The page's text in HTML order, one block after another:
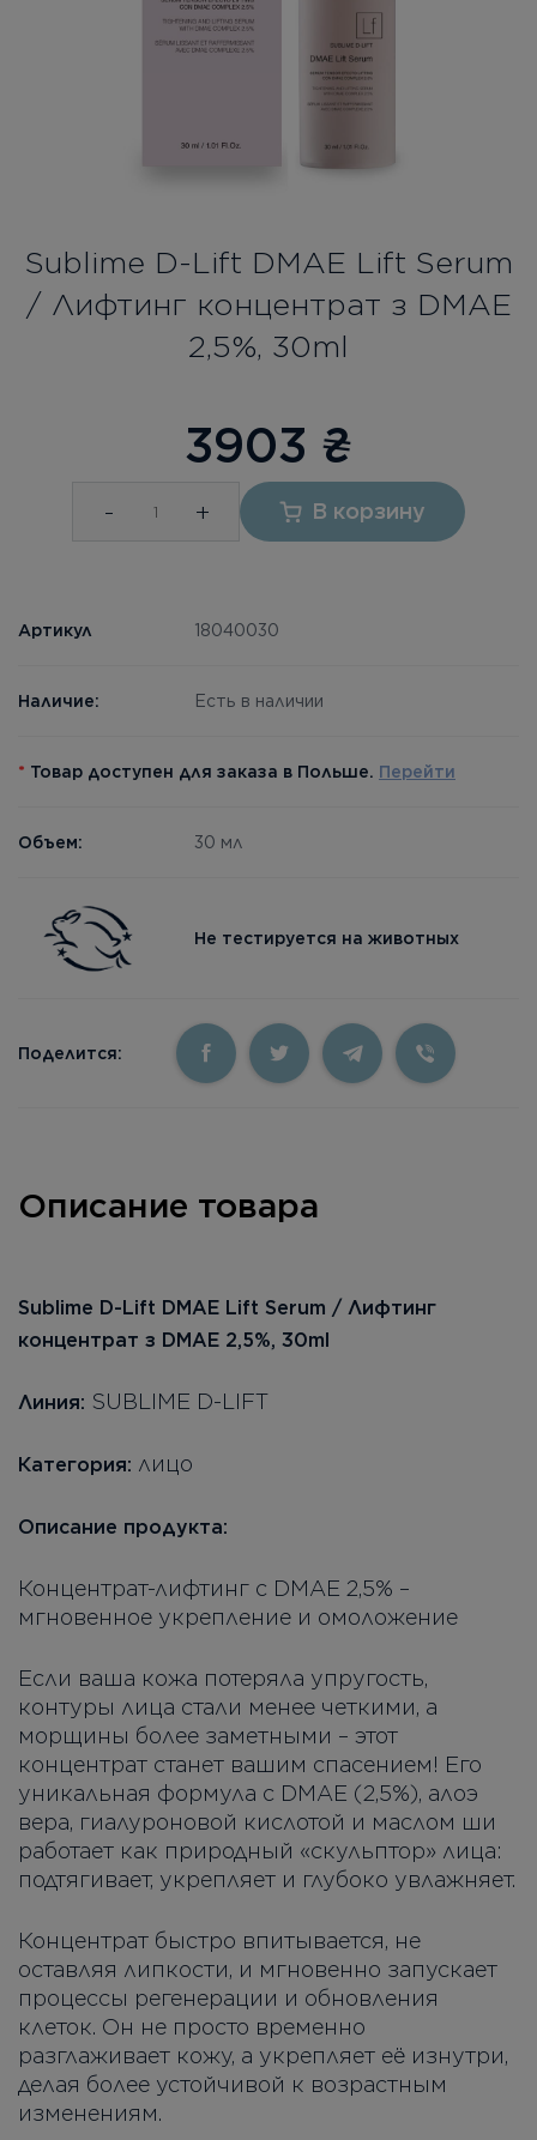
Бесплатная консультация
Sublime D-Lift DMAE Lift Serum
/ Лифтинг концентрат з DMAE
2,5%, 30ml
3903 ₴
- + В корзину
Артикул 18040030
Наличие: Есть в наличии
* Товар доступен для заказа в Польше. Перейти
Объем: 30 мл
Не тестируется на животных
Поделится:
Описание товара
Sublime D-Lift DMAE Lift Serum / Лифтинг
концентрат з DMAE 2,5%, 30ml
Линия: SUBLIME D-LIFT
Категория: лицо
Описание продукта:
Концентрат-лифтинг с DMAE 2,5% –
мгновенное укрепление и омоложение
Если ваша кожа потеряла упругость,
контуры лица стали менее четкими, а
морщины более заметными – этот
концентрат станет вашим спасением! Его
уникальная формула с DMAE (2,5%), алоэ
вера, гиалуроновой кислотой и маслом ши
работает как природный «скульптор» лица:
подтягивает, укрепляет и глубоко увлажняет.
Концентрат быстро впитывается, не
оставляя липкости, и мгновенно запускает
процессы регенерации и обновления
клеток. Он не просто временно
разглаживает кожу, а укрепляет её изнутри,
делая более устойчивой к возрастным
изменениям.